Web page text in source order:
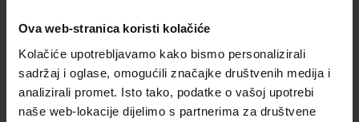
Ova web-stranica koristi kolačiće
Kolačiće upotrebljavamo kako bismo personalizirali
sadržaj i oglase, omogućili značajke društvenih medija i
analizirali promet. Isto tako, podatke o vašoj upotrebi
naše web-lokacije dijelimo s partnerima za društvene